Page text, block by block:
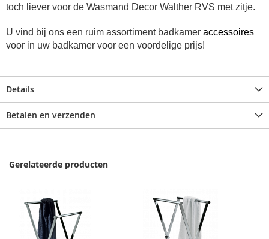
toch liever voor de Wasmand Decor Walther RVS met zitje.
U vind bij ons een ruim assortiment badkamer accessoires
voor in uw badkamer voor een voordelige prijs!
Details
Betalen en verzenden
Gerelateerde producten